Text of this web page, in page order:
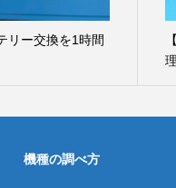
リー交換を1時間
機種の調べ方